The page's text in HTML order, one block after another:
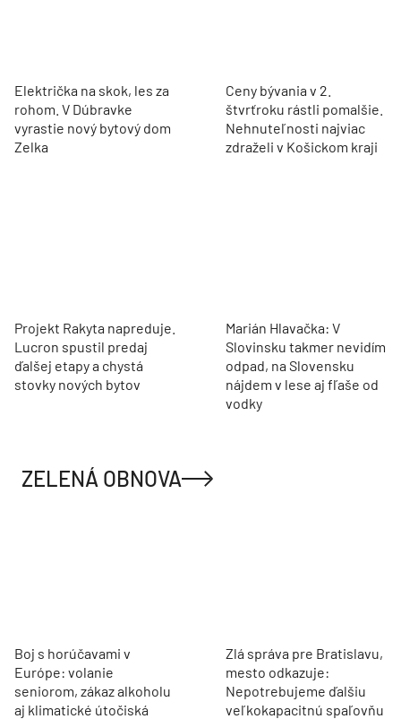
Električka na skok, les za
rohom. V Dúbravke
vyrastie nový bytový dom
Zelka
Ceny bývania v 2.
štvrťroku rástli pomalšie.
Nehnuteľnosti najviac
zdraželi v Košickom kraji
Projekt Rakyta napreduje.
Lucron spustil predaj
ďalšej etapy a chystá
stovky nových bytov
Marián Hlavačka: V
Slovinsku takmer nevidím
odpad, na Slovensku
nájdem v lese aj fľaše od
vodky
ZELENÁ OBNOVA
Boj s horúčavami v
Európe: volanie
seniorom, zákaz alkoholu
aj klimatické útočiská
Zlá správa pre Bratislavu,
mesto odkazuje:
Nepotrebujeme ďalšiu
veľkokapacitnú spaľovňu